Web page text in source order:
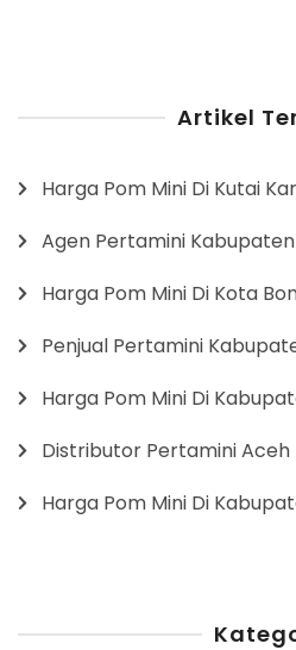
Artikel
Harga Pom Mini Di Kutai
Agen Pertamini
Harga Pom Mini Di Kota
Penjual Pertamini
Harga Pom Mini Di
Distributor Pertamini Aceh
Harga Pom Mini Di